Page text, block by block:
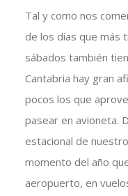
Tal y como nos
de los días que más
sábados también
Cantabria hay gran
pocos los que
pasear en avioneta.
estacional de
momento del año
aeropuerto, en